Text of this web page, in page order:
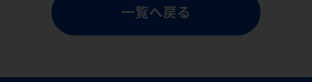
一覧へ戻る